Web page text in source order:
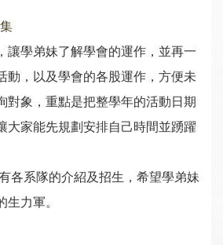
學弟妹了解學會的運作，並再一
動，以及學會的各股運作，方便未
對象，重點是把整學年的活動日期
大家能先規劃安排自己時間並踴躍
系隊的介紹及招生，希望學弟妹
生力軍。